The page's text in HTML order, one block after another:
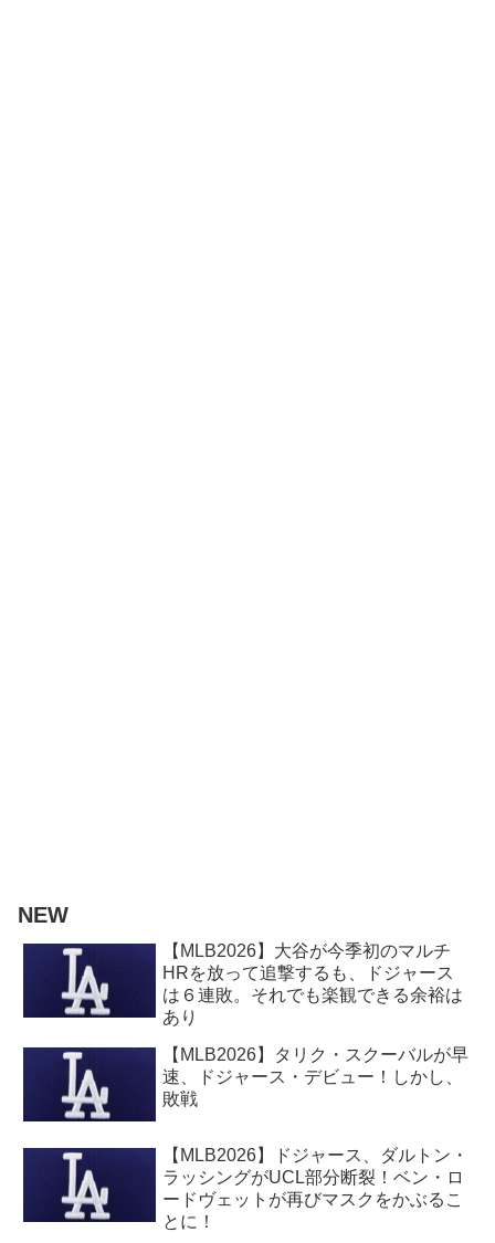
NEW
【MLB2026】大谷が今季初のマルチ
HRを放って追撃するも、ドジャース
は６連敗。それでも楽観できる余裕は
あり
【MLB2026】タリク・スクーバルが早
速、ドジャース・デビュー！しかし、
敗戦
【MLB2026】ドジャース、ダルトン・
ラッシングがUCL部分断裂！ベン・ロ
ードヴェットが再びマスクをかぶるこ
とに！